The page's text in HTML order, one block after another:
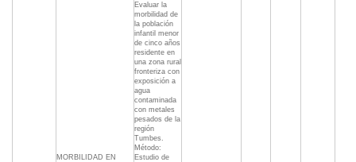
MORBILIDAD EN
Evaluar la
morbilidad de
la población
infantil menor
de cinco años
residente en
una zona rural
fronteriza con
exposición a
agua
contaminada
con metales
pesados de la
región
Tumbes.
Método:
Estudio de